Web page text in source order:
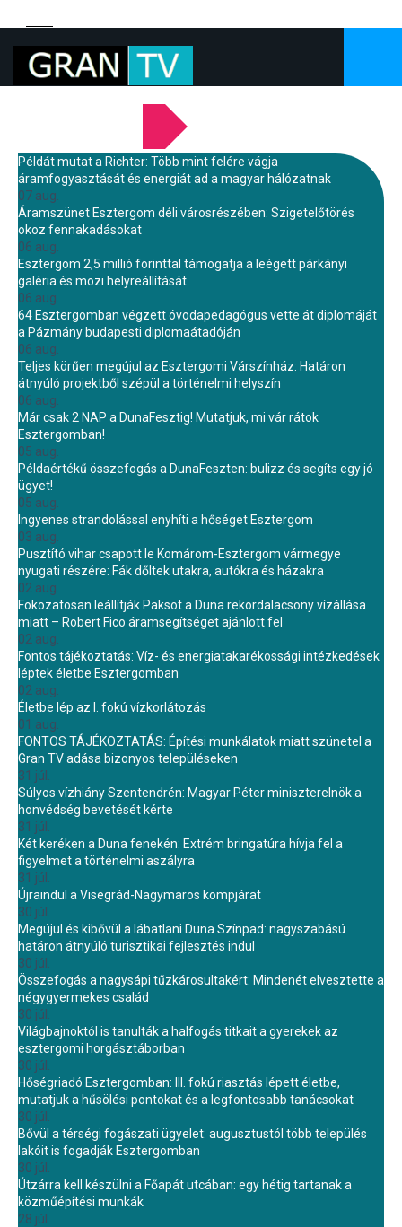
Példát mutat a Richter: Több mint felére vágja
áramfogyasztását és energiát ad a magyar hálózatnak
07 aug.
Áramszünet Esztergom déli városrészében: Szigetelőtörés
okoz fennakadásokat
06 aug.
Esztergom 2,5 millió forinttal támogatja a leégett párkányi
galéria és mozi helyreállítását
06 aug.
64 Esztergomban végzett óvodapedagógus vette át diplomáját
a Pázmány budapesti diplomaátadóján
06 aug.
Teljes körűen megújul az Esztergomi Várszínház: Határon
átnyúló projektből szépül a történelmi helyszín
06 aug.
Már csak 2 NAP a DunaFesztig! Mutatjuk, mi vár rátok
Esztergomban!
05 aug.
Példaértékű összefogás a DunaFeszten: bulizz és segíts egy jó
ügyet!
05 aug.
Ingyenes strandolással enyhíti a hőséget Esztergom
03 aug.
Pusztító vihar csapott le Komárom-Esztergom vármegye
nyugati részére: Fák dőltek utakra, autókra és házakra
02 aug.
Fokozatosan leállítják Paksot a Duna rekordalacsony vízállása
miatt – Robert Fico áramsegítséget ajánlott fel
02 aug.
Fontos tájékoztatás: Víz- és energiatakarékossági intézkedések
léptek életbe Esztergomban
02 aug.
Életbe lép az I. fokú vízkorlátozás
01 aug.
FONTOS TÁJÉKOZTATÁS: Építési munkálatok miatt szünetel a
Gran TV adása bizonyos településeken
31 júl.
Súlyos vízhiány Szentendrén: Magyar Péter miniszterelnök a
honvédség bevetését kérte
31 júl.
Két keréken a Duna fenekén: Extrém bringatúra hívja fel a
figyelmet a történelmi aszályra
31 júl.
Újraindul a Visegrád-Nagymaros kompjárat
30 júl.
Megújul és kibővül a lábatlani Duna Színpad: nagyszabású
határon átnyúló turisztikai fejlesztés indul
30 júl.
Összefogás a nagysápi tűzkárosultakért: Mindenét elvesztette a
négygyermekes család
30 júl.
Világbajnoktól is tanulták a halfogás titkait a gyerekek az
esztergomi horgásztáborban
30 júl.
Hőségriadó Esztergomban: III. fokú riasztás lépett életbe,
mutatjuk a hűsölési pontokat és a legfontosabb tanácsokat
30 júl.
Bővül a térségi fogászati ügyelet: augusztustól több település
lakóit is fogadják Esztergomban
30 júl.
Útzárra kell készülni a Főapát utcában: egy hétig tartanak a
közműépítési munkák
28 júl.